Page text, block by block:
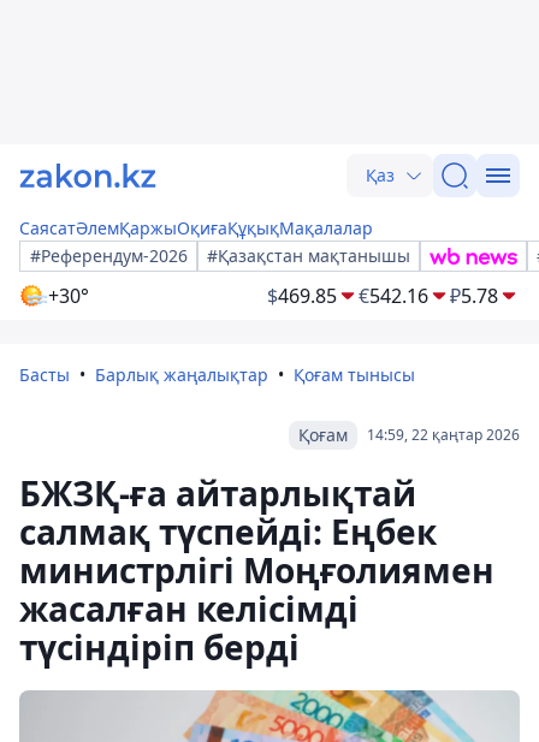
Қаз
СаясатӘлемҚаржыОқиғаҚұқықМақалалар
#Референдум-2026
#Қазақстан мақтанышы
+30° $469.85 €542.16 ₽5.78
Басты Барлық жаңалықтар Қоғам тынысы
14:59, 22 қаңтар 2026
Қоғам
БЖЗҚ-ға айтарлықтай
салмақ түспейді: Еңбек
министрлігі Моңғолиямен
жасалған келісімді
түсіндіріп берді